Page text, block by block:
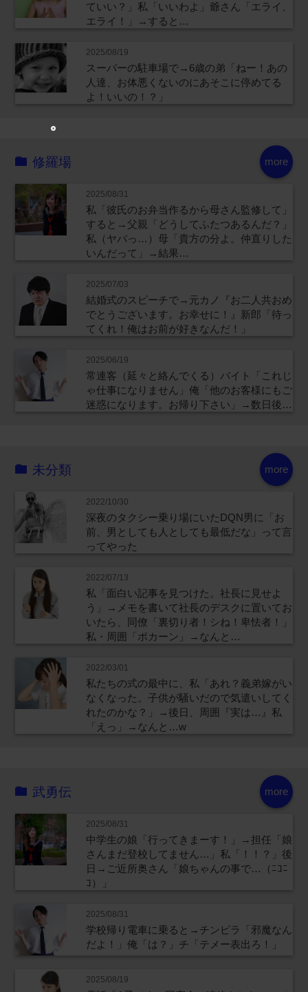
ていい？」私「いいわよ」爺さん「エライ、
エライ！」→すると…
2025/08/19
スーパーの駐車場で→6歳の弟「ねー！あの
人達、お体悪くないのにあそこに停めてる
よ！いいの！？」
more
修羅場
2025/08/31
私「彼氏のお弁当作るから母さん監修して」
すると→父親「どうしてふたつあるんだ？」
私（ヤバっ…）母「貴方の分よ。仲直りした
いんだって」→結果…
2025/07/03
結婚式のスピーチで→元カノ『お二人共おめ
でとうございます。お幸せに！』新郎「待っ
てくれ！俺はお前が好きなんだ！」
2025/06/19
常連客（延々と絡んでくる）バイト「これじ
ゃ仕事になりません」俺「他のお客様にもご
迷惑になります。お帰り下さい」→数日後…
more
未分類
2022/10/30
深夜のタクシー乗り場にいたDQN男に「お
前、男としても人としても最低だな」って言
ってやった
2022/07/13
私「面白い記事を見つけた。社長に見せよ
う」→メモを書いて社長のデスクに置いてお
いたら、同僚「裏切り者！シね！卑怯者！」
私・周囲「ポカーン」→なんと…
2022/03/01
私たちの式の最中に、私「あれ？義弟嫁がい
なくなった。子供が騒いだので気遣いしてく
れたのかな？」→後日、周囲『実は…』私
「えっ」→なんと…w
more
武勇伝
2025/08/31
中学生の娘「行ってきまーす！」→担任「娘
さんまだ登校してません…」私「！！？」後
日→ご近所奥さん「娘ちゃんの事で…（ﾆｺﾆ
ｺ）」
2025/08/31
学校帰り電車に乗ると→チンピラ「邪魔なん
だよ！」俺「は？」チ「テメー表出ろ！」
2025/08/19